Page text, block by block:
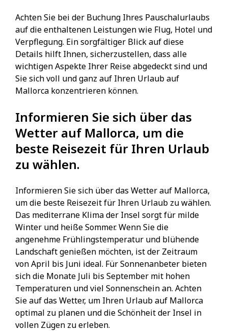
Achten Sie bei der Buchung Ihres Pauschalurlaubs
auf die enthaltenen Leistungen wie Flug, Hotel und
Verpflegung. Ein sorgfältiger Blick auf diese
Details hilft Ihnen, sicherzustellen, dass alle
wichtigen Aspekte Ihrer Reise abgedeckt sind und
Sie sich voll und ganz auf Ihren Urlaub auf
Mallorca konzentrieren können.
Informieren Sie sich über das
Wetter auf Mallorca, um die
beste Reisezeit für Ihren Urlaub
zu wählen.
Informieren Sie sich über das Wetter auf Mallorca,
um die beste Reisezeit für Ihren Urlaub zu wählen.
Das mediterrane Klima der Insel sorgt für milde
Winter und heiße Sommer. Wenn Sie die
angenehme Frühlingstemperatur und blühende
Landschaft genießen möchten, ist der Zeitraum
von April bis Juni ideal. Für Sonnenanbeter bieten
sich die Monate Juli bis September mit hohen
Temperaturen und viel Sonnenschein an. Achten
Sie auf das Wetter, um Ihren Urlaub auf Mallorca
optimal zu planen und die Schönheit der Insel in
vollen Zügen zu erleben.